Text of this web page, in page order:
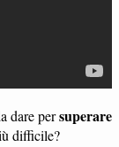
dare persuperare
difficile?